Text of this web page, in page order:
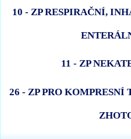
10 - ZP RESPIRAČNÍ,
11 - ZP
26 - ZP PRO